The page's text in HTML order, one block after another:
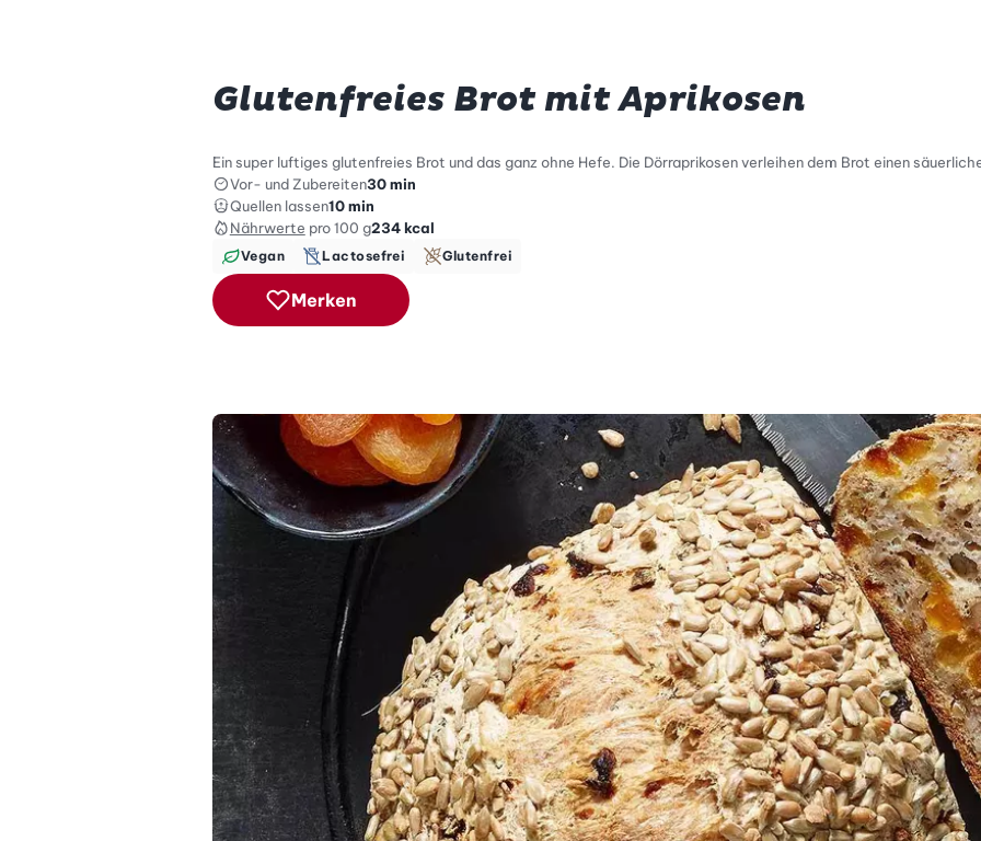
Glutenfreies Brot mit Aprikosen
Ein super luftiges glutenfreies Brot und das ganz ohne Hefe. Die Dörraprikosen verleihen dem Brot einen
Vor- und Zubereiten30 min
Quellen lassen10 min
Nährwerte pro 100 g234 kcal
Vegan Lactosefrei Glutenfrei
Merken